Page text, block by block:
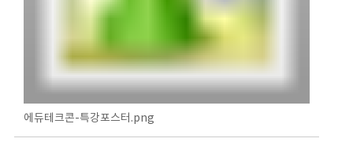
에듀테크콘-특강포스터.png